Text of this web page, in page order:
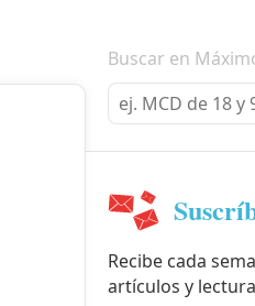
Boletín informativo
Buscar en
Recibe cada
artículos y